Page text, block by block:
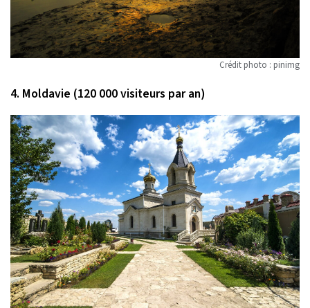
Crédit photo : pinimg
4. Moldavie (120 000 visiteurs par an)